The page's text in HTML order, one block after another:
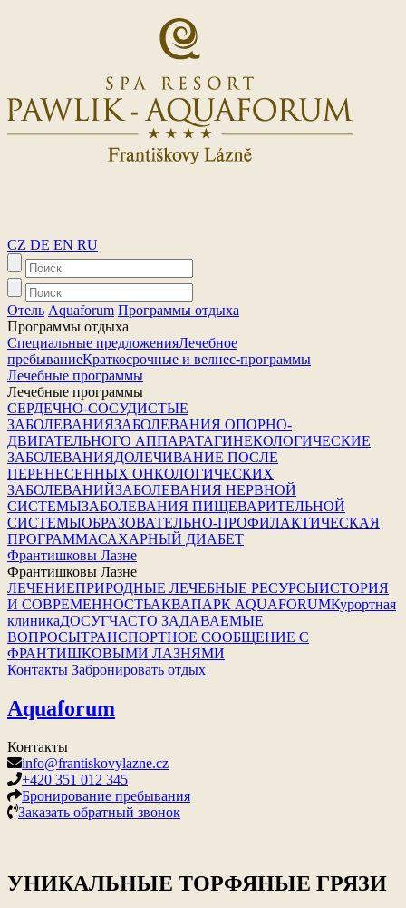
CZ DE EN RU
Отель Aquaforum Программы отдыха
Программы отдыха
Специальные предложенияЛечебное
пребываниеКраткосрочные и велнес-программы
Лечебные программы
Лечебные программы
СЕРДЕЧНО-СОСУДИСТЫЕ
ЗАБОЛЕВАНИЯЗАБОЛЕВАНИЯ ОПОРНО-
ДВИГАТЕЛЬНОГО АППАРАТАГИНЕКОЛОГИЧЕСКИЕ
ЗАБОЛЕВАНИЯДОЛЕЧИВАНИЕ ПОСЛЕ
ПЕРЕНЕСЕННЫХ ОНКОЛОГИЧЕСКИХ
ЗАБОЛЕВАНИЙЗАБОЛЕВАНИЯ НЕРВНОЙ
СИСТЕМЫЗАБОЛЕВАНИЯ ПИЩЕВАРИТЕЛЬНОЙ
СИСТЕМЫОБРАЗОВАТЕЛЬНО-ПРОФИЛАКТИЧЕСКАЯ
ПРОГРАММАСАХАРНЫЙ ДИАБЕТ
Франтишковы Лазне
Франтишковы Лазне
ЛЕЧЕНИЕПРИРОДНЫЕ ЛЕЧЕБНЫЕ РЕСУРСЫИСТОРИЯ
И СОВРЕМЕННОСТЬАКВАПАРК AQUAFORUMКурортная
клиникаДОСУГЧАСТО ЗАДАВАЕМЫЕ
ВОПРОСЫТРАНСПОРТНОЕ СООБЩЕНИЕ С
ФРАНТИШКОВЫМИ ЛАЗНЯМИ
Контакты Забронировать отдых
Aquaforum
Контакты
info@frantiskovylazne.cz
+420 351 012 345
Бронирование пребывания
Заказать обратный звонок
УНИКАЛЬНЫЕ ТОРФЯНЫЕ ГРЯЗИ